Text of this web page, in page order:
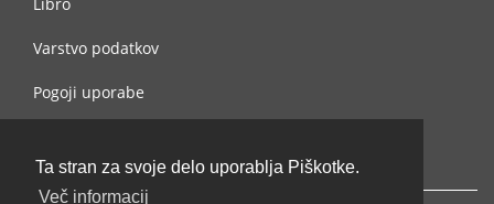
Ta stran za svoje delo uporablja Piškotke.
Več informacij
Varstvo podatkov
Pogoji uporabe